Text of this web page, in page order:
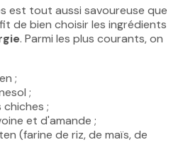
est tout aussi savoureuse que
de bien choisir les ingrédients
. Parmi les plus courants, on
;
;
;
et d'amande ;
(farine de riz, de maïs, de